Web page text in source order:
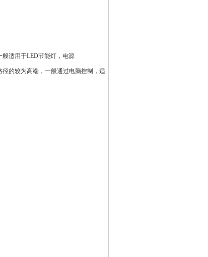
般适用于LED节能灯 ，电源
的较为高端，一般通过电脑控制，适